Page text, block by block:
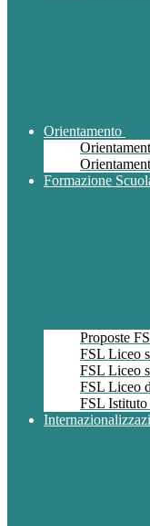
Orientamento
Formazione
Proposte
FSL Liceo
FSL Liceo
FSL Liceo
FSL Istituto